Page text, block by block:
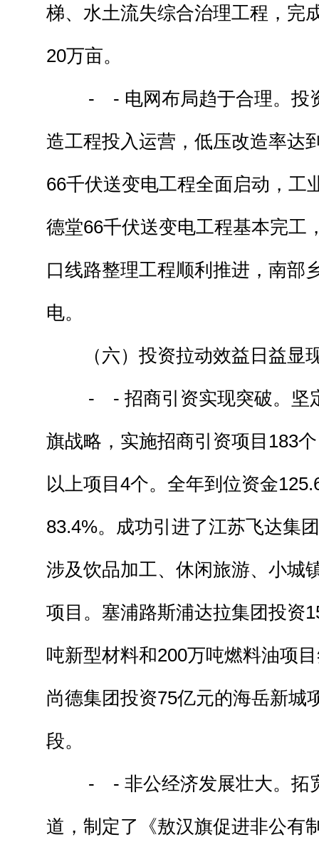
梯、水土流失综合治理工程，完
20万亩。
- - 电网布局趋于合理。投资
造工程投入运营，低压改造率达
66千伏送变电工程全面启动，工
德堂66千伏送变电工程基本完工
口线路整理工程顺利推进，南部
电。
（六）投资拉动效益日益显
- - 招商引资实现突破。坚定
旗战略，实施招商引资项目183
以上项目4个。全年到位资金
83.4%。成功引进了江苏飞达集
涉及饮品加工、休闲旅游、小城
项目。塞浦路斯浦达拉集团投资
吨新型材料和200万吨燃料油项
尚德集团投资75亿元的海岳新城
段。
- - 非公经济发展壮大。拓宽
道，制定了《敖汉旗促进非公有